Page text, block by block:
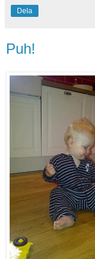
Dela
Puh!